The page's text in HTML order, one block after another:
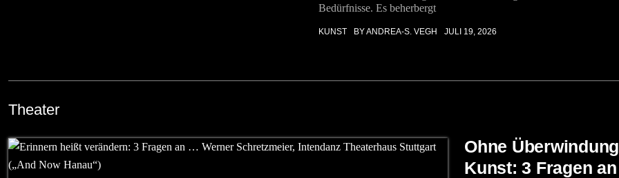
Bedürfnisse. Es beherbergt
KUNST BY ANDREA-S. VEGH JULI 19, 2026
Theater
Ohne
Kunst: 3 Fragen